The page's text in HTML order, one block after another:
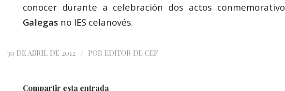
conocer durante a celebración dos actos
Galegasno IES celanovés.
30 DE ABRIL DE 2012 / POR EDITOR DE CEF
Compartir esta entrada